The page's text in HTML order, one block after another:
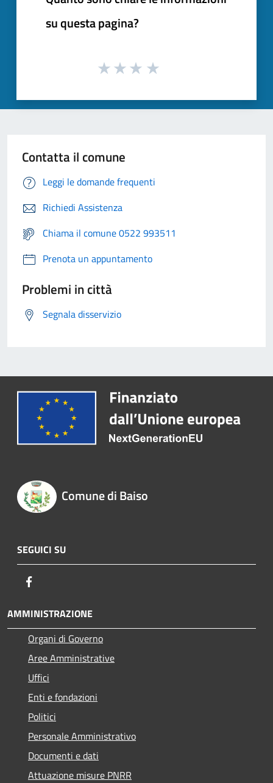
su questa pagina?
Contatta il comune
Leggi le domande frequenti
Richiedi Assistenza
Chiama il comune 0522 993511
Prenota un appuntamento
Problemi in città
Segnala disservizio
Comune di Baiso
SEGUICI SU
AMMINISTRAZIONE
Organi di Governo
Aree Amministrative
Uffici
Enti e fondazioni
Politici
Personale Amministrativo
Documenti e dati
Attuazione misure PNRR